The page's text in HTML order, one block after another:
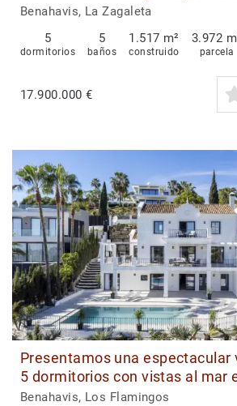
Benahavis, La Zagaleta
5
dormitorios
5
baños
1.517 m²
construido
3.972
parcela
17.900.000 €
Presentamos una espectacular
5 dormitorios con vistas al mar
Flamingos, Benahavis
Benahavis, Los Flamingos